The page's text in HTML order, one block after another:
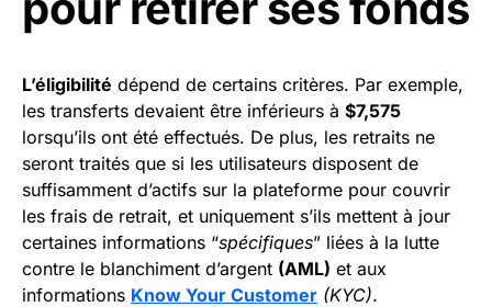
L’éligibilité dépend de certains critères. Par exemple,
les transferts devaient être inférieurs à $7,575
lorsqu’ils ont été effectués. De plus, les retraits ne
seront traités que si les utilisateurs disposent de
suffisamment d’actifs sur la plateforme pour couvrir
les frais de retrait, et uniquement s’ils mettent à jour
certaines informations “spécifiques” liées à la lutte
contre le blanchiment d’argent (AML) et aux
informations Know Your Customer (KYC).